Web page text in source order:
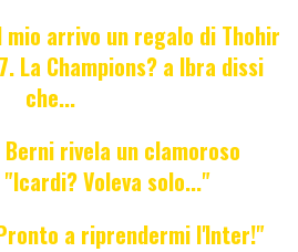
arrivo un regalo di Thohir
La Champions? a Ibra dissi
che...
rivela un clamoroso
Voleva solo..."
a riprendermi l'Inter!"